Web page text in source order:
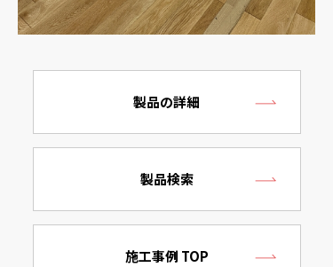
製品の詳細
製品検索
施工事例 TOP